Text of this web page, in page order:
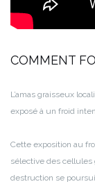
COMMENT
L’amas graisseux
exposé à un froid
Cette exposition au
sélective des cellules
destruction se